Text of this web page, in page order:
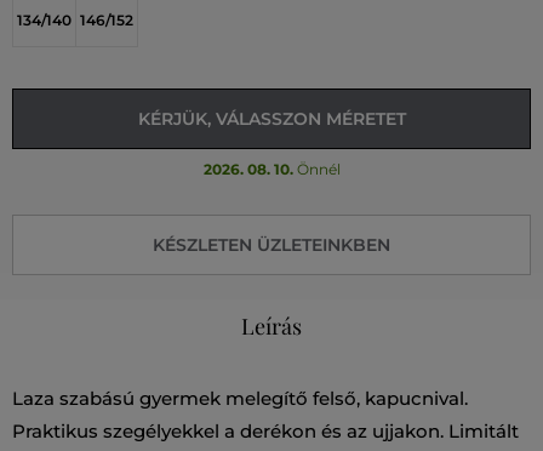
134/140 146/152
KÉRJÜK, VÁLASSZON MÉRETET
2026. 08. 10.Önnél
KÉSZLETEN ÜZLETEINKBEN
Leírás
Laza szabású gyermek melegítő felső, kapucnival.
Praktikus szegélyekkel a derékon és az ujjakon. Limitált